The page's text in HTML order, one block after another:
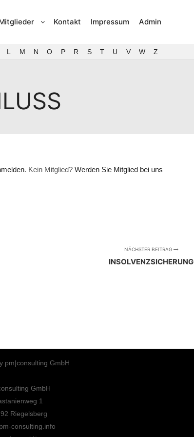
Kontakt Impressum Admin
L M N O P R S T U V W Z
. Kein Mitglied? Werden Sie Mitglied bei uns
NÄCHSTER BEITRAG
INSOLVENZSICHERUNG
pm|consulting GmbH
GmbH
1
Riegelsberg
consulting.info